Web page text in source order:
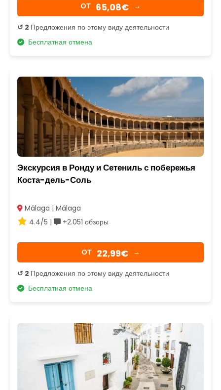
OТ 65,08€ →
↺ 2 Предложения по этому виду деятельности
Бесплатная отмена
Экскурсия в Ронду и Сетениль с побережья
Коста-дель-Соль
Málaga | Málaga
4.4/5 |
+2.051 обзоры
OТ 22,99€ →
↺ 2 Предложения по этому виду деятельности
Бесплатная отмена